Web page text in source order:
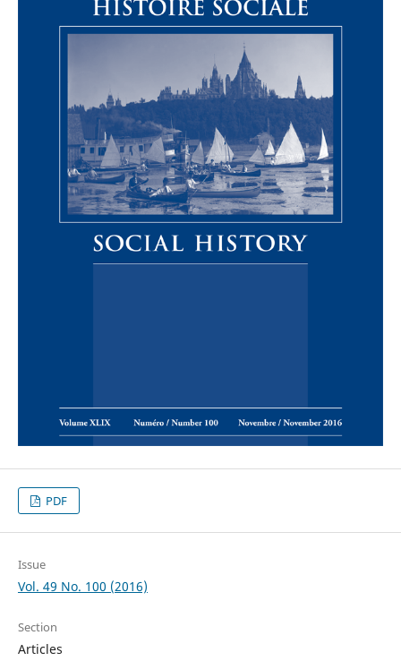
PDF
Issue
Vol. 49 No. 100 (2016)
Section
Articles